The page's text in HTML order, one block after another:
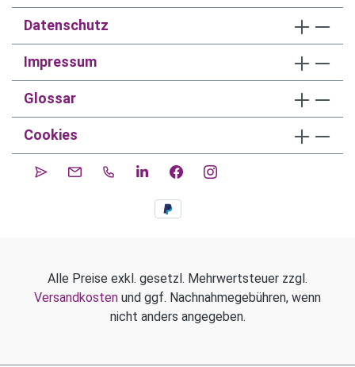
Datenschutz
Impressum
Glossar
Cookies
Alle Preise exkl. gesetzl. Mehrwertsteuer zzgl.
Versandkosten und ggf. Nachnahmegebühren, wenn
nicht anders angegeben.